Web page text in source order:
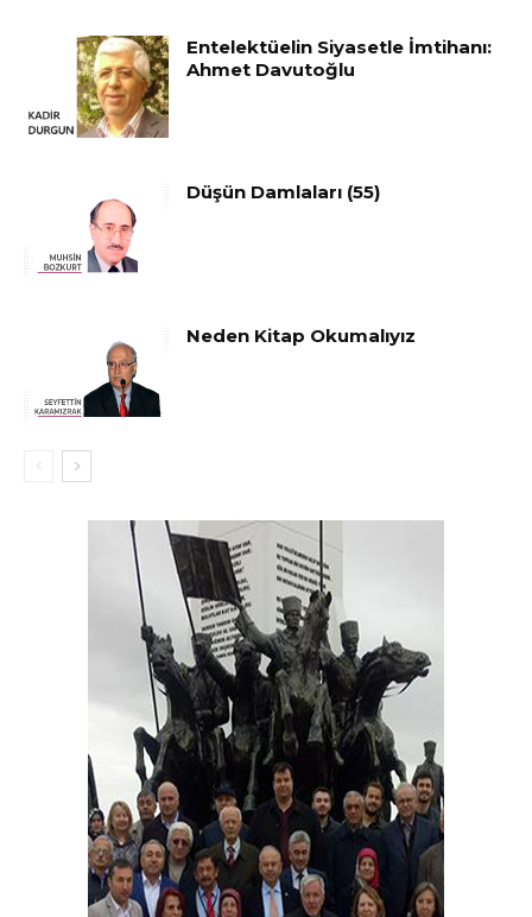
Entelektüelin Siyasetle İmtihanı:
Ahmet Davutoğlu
Düşün Damlaları (55)
Neden Kitap Okumalıyız